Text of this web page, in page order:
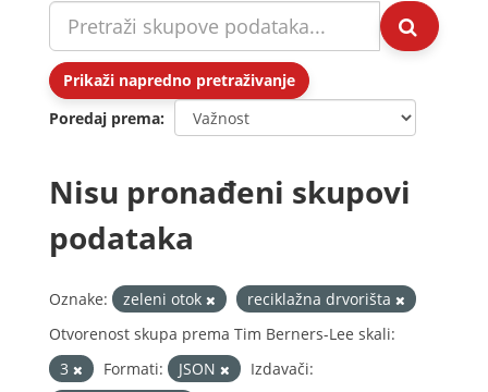
Prikaži napredno pretraživanje
Poredaj prema
Nisu pronađeni skupovi
podataka
Oznake: zeleni otok
reciklažna drvorišta
Otvorenost skupa prema Tim Berners-Lee skali:
3
Formati: JSON
Izdavači: